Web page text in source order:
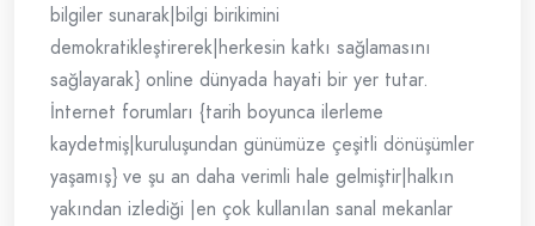
bilgiler sunarak|bilgi birikimini
demokratikleştirerek|herkesin katkı sağlamasını
sağlayarak} online dünyada hayati bir yer tutar.
İnternet forumları {tarih boyunca ilerleme
kaydetmiş|kuruluşundan günümüze çeşitli dönüşümler
yaşamış} ve şu an daha verimli hale gelmiştir|halkın
yakından izlediği |en çok kullanılan sanal mekanlar